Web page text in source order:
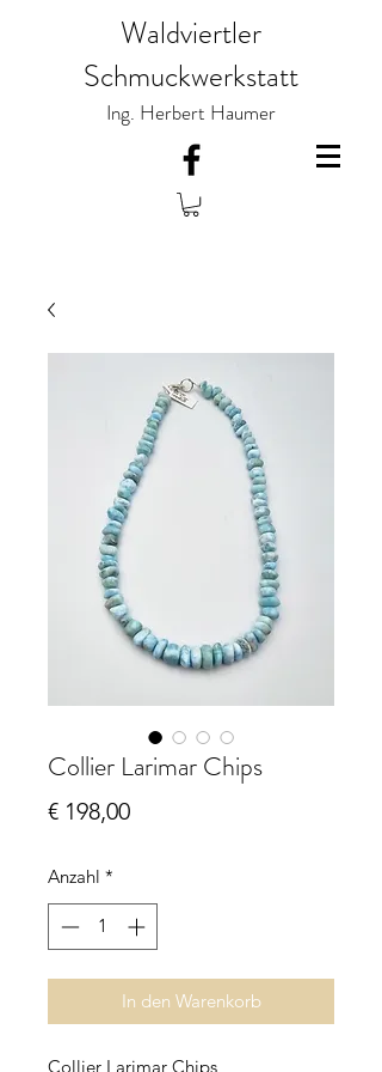
Waldviertler
Schmuckwerkstatt
Ing. Herbert Haumer
Collier Larimar Chips
€ 198,00Preis
Anzahl *
In den Warenkorb
Collier Larimar Chips